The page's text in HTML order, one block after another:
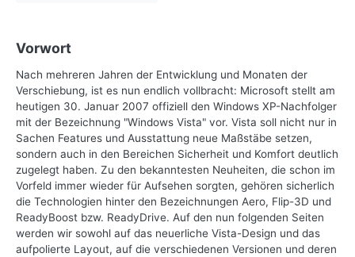
Vorwort
Nach mehreren Jahren der Entwicklung und Monaten der
Verschiebung, ist es nun endlich vollbracht: Microsoft stellt am
heutigen 30. Januar 2007 offiziell den Windows XP-Nachfolger
mit der Bezeichnung "Windows Vista" vor. Vista soll nicht nur in
Sachen Features und Ausstattung neue Maßstäbe setzen,
sondern auch in den Bereichen Sicherheit und Komfort deutlich
zugelegt haben. Zu den bekanntesten Neuheiten, die schon im
Vorfeld immer wieder für Aufsehen sorgten, gehören sicherlich
die Technologien hinter den Bezeichnungen Aero, Flip-3D und
ReadyBoost bzw. ReadyDrive. Auf den nun folgenden Seiten
werden wir sowohl auf das neuerliche Vista-Design und das
aufpolierte Layout, auf die verschiedenen Versionen und deren